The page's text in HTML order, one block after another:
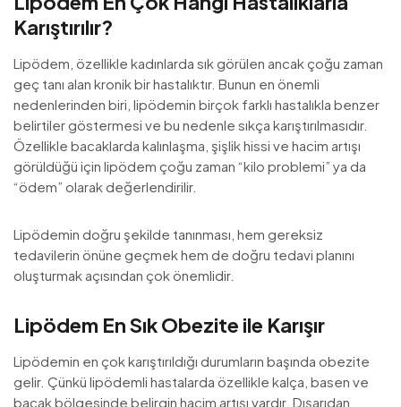
Karıştırılır?
Lipödem, özellikle kadınlarda sık görülen ancak çoğu zaman
geç tanı alan kronik bir hastalıktır. Bunun en önemli
nedenlerinden biri, lipödemin birçok farklı hastalıkla benzer
belirtiler göstermesi ve bu nedenle sıkça karıştırılmasıdır.
Özellikle bacaklarda kalınlaşma, şişlik hissi ve hacim artışı
görüldüğü için lipödem çoğu zaman “kilo problemi” ya da
“ödem” olarak değerlendirilir.
Lipödemin doğru şekilde tanınması, hem gereksiz
tedavilerin önüne geçmek hem de doğru tedavi planını
oluşturmak açısından çok önemlidir.
Lipödem En Sık Obezite ile Karışır
Lipödemin en çok karıştırıldığı durumların başında obezite
gelir. Çünkü lipödemli hastalarda özellikle kalça, basen ve
bacak bölgesinde belirgin hacim artışı vardır. Dışarıdan